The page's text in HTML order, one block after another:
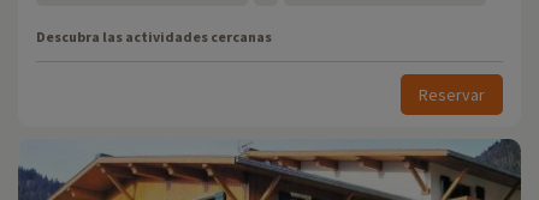
Descubra las actividades cercanas
Reservar